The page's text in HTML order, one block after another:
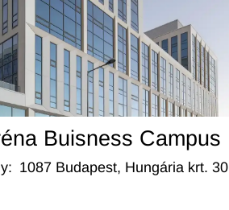
Buisness Campus
: 1087 Budapest, Hungária krt.